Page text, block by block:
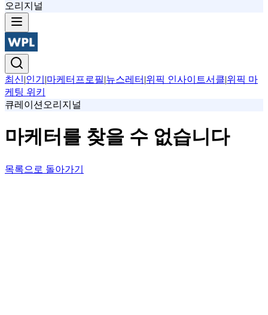
오리지널
최신|인기 |마케터프로필|뉴스레터 |위픽 인사이트서클|위픽 마
케팅 위키
큐레이션 오리지널
마케터를 찾을 수 없습니다
목록으로 돌아가기